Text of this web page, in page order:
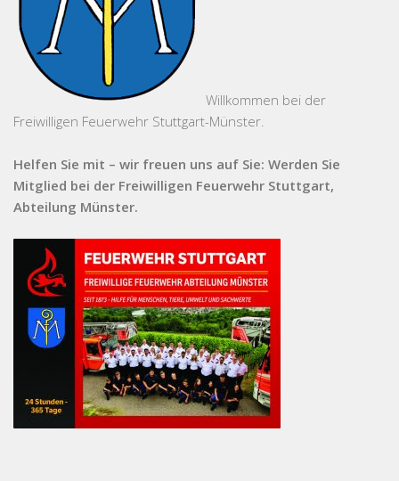
Willkommen bei der
Freiwilligen Feuerwehr Stuttgart-Münster.
Helfen Sie mit – wir freuen uns auf Sie: Werden Sie
Mitglied bei der Freiwilligen Feuerwehr Stuttgart,
Abteilung Münster.